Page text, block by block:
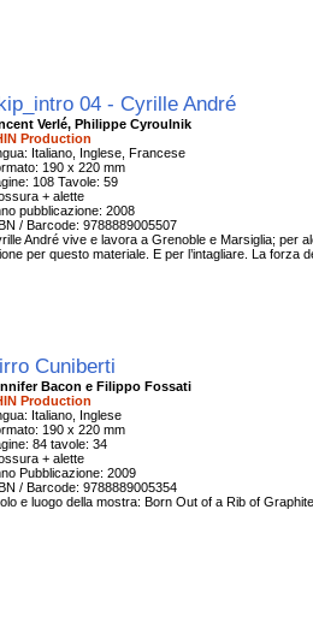
04 - Cyrille André
Verlé, Philippe Cyroulnik
Production
Italiano, Inglese, Francese
190 x 220 mm
108 Tavole: 59
+ alette
pubblicazione: 2008
/ Barcode: 9788889005507
André vive e lavora a Grenoble e Marsiglia; per
per questo materiale. E per l’intagliare. La forza
Cuniberti
Bacon e Filippo Fossati
Production
Italiano, Inglese
190 x 220 mm
84 tavole: 34
+ alette
Pubblicazione: 2009
/ Barcode: 9788889005354
e luogo della mostra: Born Out of a Rib of